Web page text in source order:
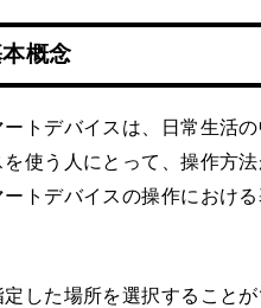
概念
トデバイスは、日常生活
使う人にとって、操作方
トデバイスの操作における
した場所を選択すること